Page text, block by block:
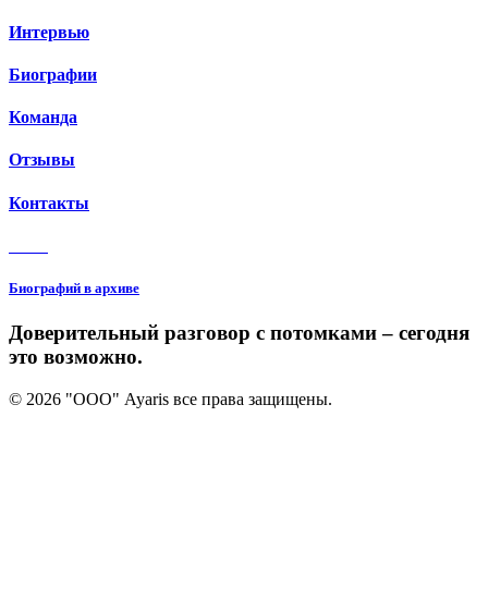
Интервью
Биографии
Команда
Отзывы
Контакты
Биографий в архиве
Доверительный разговор с потомками – сегодня
это возможно.
© 2026 "ООО" Ayaris все права защищены.